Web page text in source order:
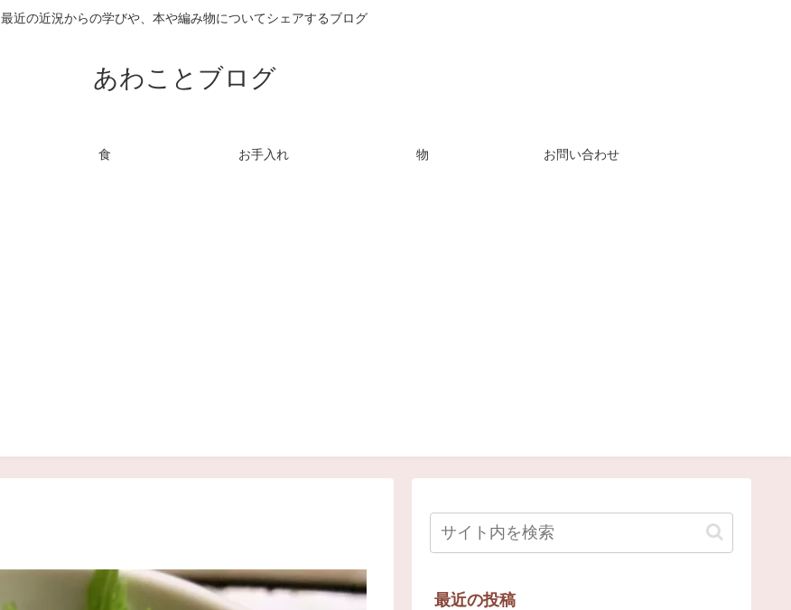
最近の近況からの学びや、本や編み物についてシェアするブログ
あわことブログ
食 お手入れ 物 お問い合わせ
最近の投稿